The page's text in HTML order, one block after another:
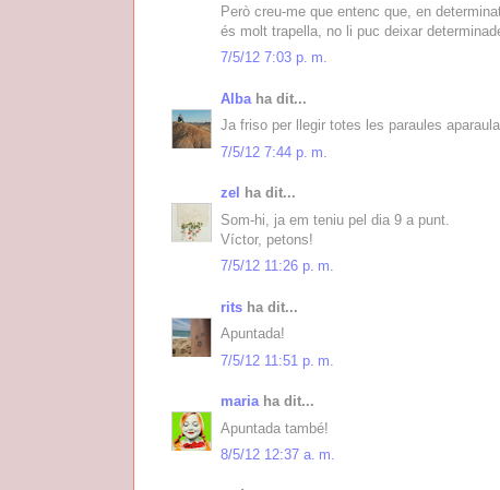
Però creu-me que entenc que, en
és molt trapella, no li puc deixar
7/5/12 7:03 p. m.
Alba ha dit...
Ja friso per llegir totes les paraules
7/5/12 7:44 p. m.
zel
ha dit...
Som-hi, ja em teniu pel dia 9 a punt.
Víctor, petons!
7/5/12 11:26 p. m.
rits ha dit...
Apuntada!
7/5/12 11:51 p. m.
mariaha dit...
Apuntada també!
8/5/12 12:37 a. m.